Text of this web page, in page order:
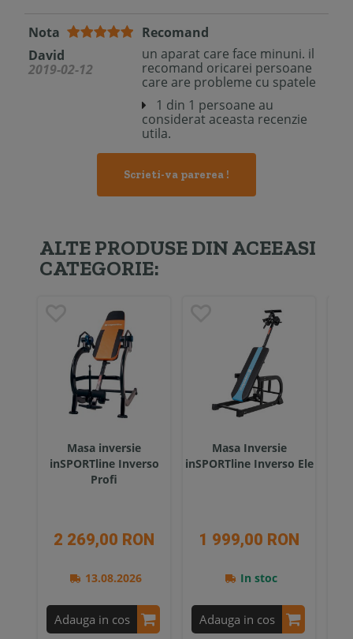
Nota
David
2019-02-12
Recomand
un aparat care face minuni. il
recomand oricarei persoane
care are probleme cu spatele
1 din 1 persoane au
considerat aceasta recenzie
utila.
Scrieti-va parerea !
ALTE PRODUSE DIN ACEEASI
CATEGORIE:
Masa inversie
inSPORTline Inverso
Profi
2 269,00 RON
13.08.2026
Adauga in cos
Masa Inversie
inSPORTline Inverso Ele
1 999,00 RON
In stoc
Adauga in cos